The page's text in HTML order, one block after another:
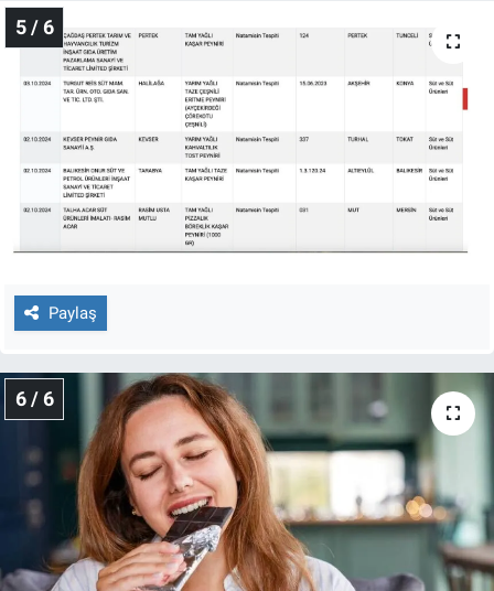
5 / 6
Paylaş
6 / 6